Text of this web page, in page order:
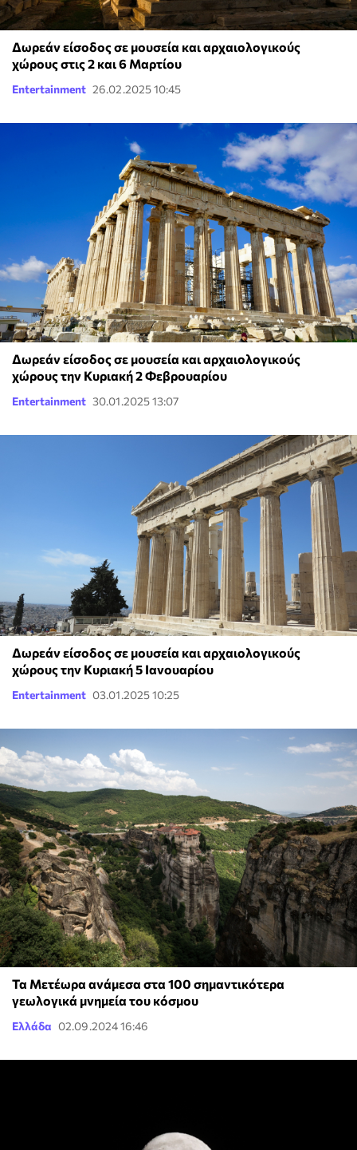
Δωρεάν είσοδος σε μουσεία και αρχαιολογικούς
χώρους στις 2 και 6 Μαρτίου
Entertainment 26.02.2025 10:45
Δωρεάν είσοδος σε μουσεία και αρχαιολογικούς
χώρους την Κυριακή 2 Φεβρουαρίου
Entertainment 30.01.2025 13:07
Δωρεάν είσοδος σε μουσεία και αρχαιολογικούς
χώρους την Κυριακή 5 Ιανουαρίου
Entertainment 03.01.2025 10:25
Τα Μετέωρα ανάμεσα στα 100 σημαντικότερα
γεωλογικά μνημεία του κόσμου
Ελλάδα 02.09.2024 16:46